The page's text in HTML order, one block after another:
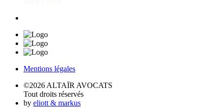
Mentions légales
©2026 ALTAÏR AVOCATS
Tout droits réservés
by eliott & markus